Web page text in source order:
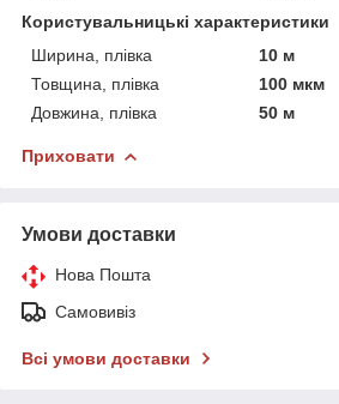
Користувальницькі характеристики
Ширина, плівка
10 м
Товщина, плівка
100 мкм
Довжина, плівка
50 м
Приховати
Умови доставки
Нова Пошта
Самовивіз
Всі умови доставки